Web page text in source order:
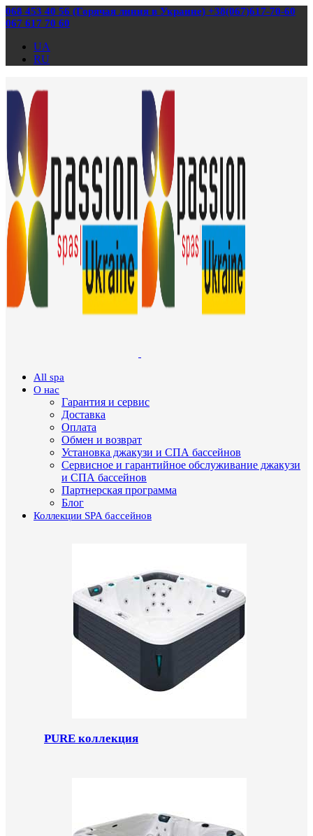
068 453 40 56 (Горячая линия в Украине) +38(067)617-70-60
067 617 70 60
UA
RU
All spa
О нас
Гарантия и сервис
Доставка
Оплата
Обмен и возврат
Установка джакузи и СПА бассейнов
Сервисное и гарантийное обслуживание джакузи
и СПА бассейнов
Партнерская программа
Блог
Коллекции SPA бассейнов
PURE коллекция